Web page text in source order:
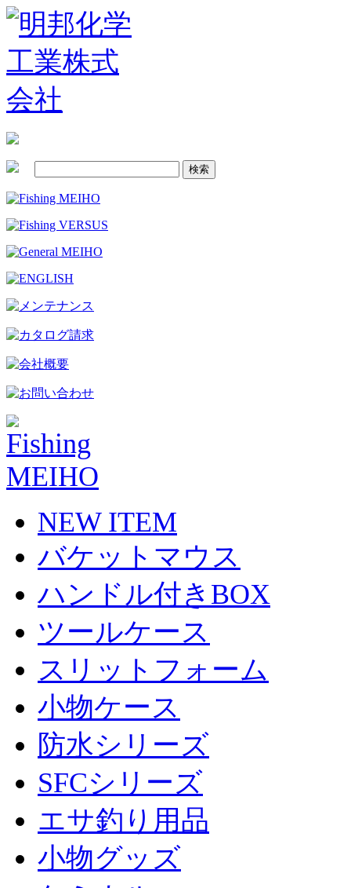
NEW ITEM
バケットマウス
ハンドル付きBOX
ツールケース
スリットフォーム
小物ケース
防水シリーズ
SFCシリーズ
エサ釣り用品
小物グッズ